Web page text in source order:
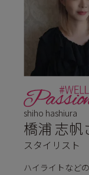
shiho hashiura
橋浦 志帆
スタイリスト
ハイライトなど